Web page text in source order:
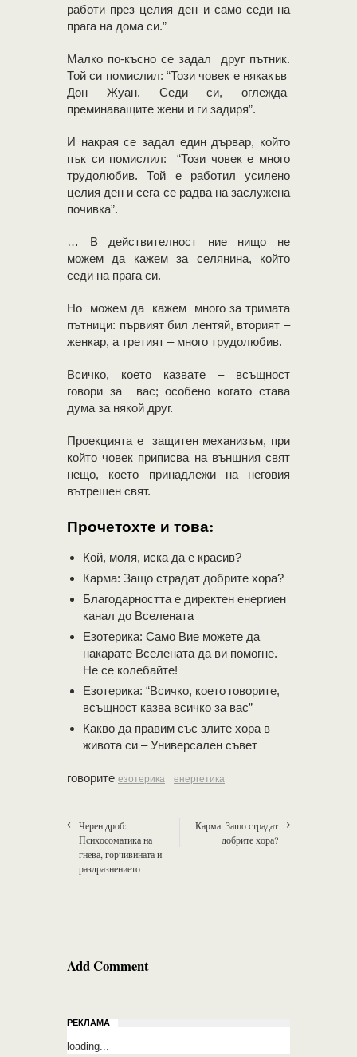
работи през целия ден и само седи на
прага на дома си.”
Малко по-късно се задал друг пътник.
Той си помислил: “Този човек е някакъв
Дон Жуан. Седи си, оглежда
преминаващите жени и ги задиря”.
И накрая се задал един дървар, който
пък си помислил: “Този човек е много
трудолюбив. Той е работил усилено
целия ден и сега се радва на заслужена
почивка”.
… В действителност ние нищо не
можем да кажем за селянина, който
седи на прага си.
Но можем да кажем много за тримата
пътници: първият бил лентяй, вторият –
женкар, а третият – много трудолюбив.
Всичко, което казвате – всъщност
говори за вас; особено когато става
дума за някой друг.
Проекцията е защитен механизъм, при
който човек приписва на външния свят
нещо, което принадлежи на неговия
вътрешен свят.
Прочетохте и това:
Кой, моля, иска да е красив?
Карма: Защо страдат добрите хора?
Благодарността е директен енергиен
канал до Вселената
Eзотерика: Само Вие можете да
накарате Вселената да ви помогне.
Не се колебайте!
Eзотерика: “Всичко, което говорите,
всъщност казва всичко за вас”
Какво да правим със злите хора в
живота си – Универсален съвет
говорите езотерика енергетика
Черен дроб:
Психосоматика на
гнева, горчивината и
раздразнението
Карма: Защо страдат
добрите хора?
Add Comment
РЕКЛАМА
loading...